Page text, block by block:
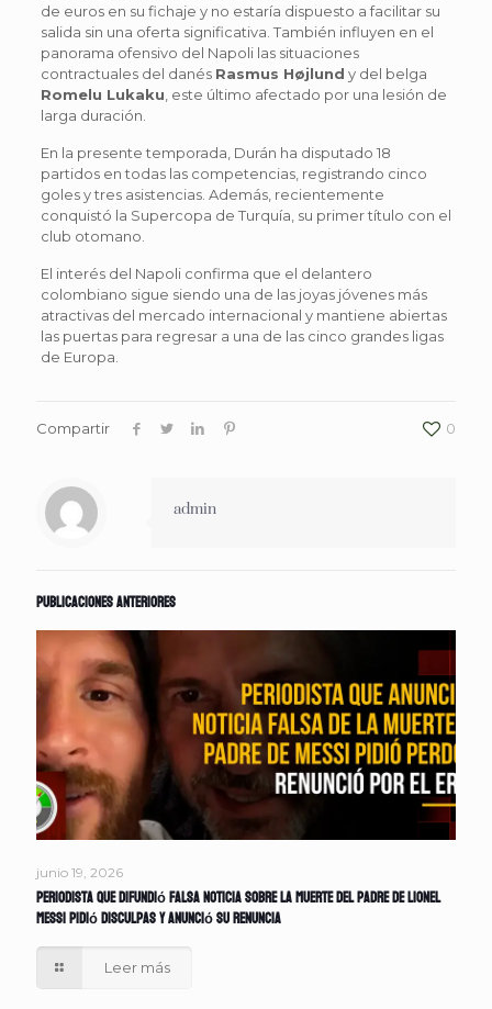
de euros en su fichaje y no estaría dispuesto a facilitar su
salida sin una oferta significativa. También influyen en el
panorama ofensivo del Napoli las situaciones
contractuales del danés Rasmus Højlund y del belga
Romelu Lukaku , este último afectado por una lesión de
larga duración.
En la presente temporada, Durán ha disputado 18
partidos en todas las competencias, registrando cinco
goles y tres asistencias. Además, recientemente
conquistó la Supercopa de Turquía, su primer título con el
club otomano.
El interés del Napoli confirma que el delantero
colombiano sigue siendo una de las joyas jóvenes más
atractivas del mercado internacional y mantiene abiertas
las puertas para regresar a una de las cinco grandes ligas
de Europa.
Compartir 0
admin
Publicaciones anteriores
junio 19, 2026
Periodista que difundió falsa noticia sobre la muerte del padre de Lionel
Messi pidió disculpas y anunció su renuncia
Leer más